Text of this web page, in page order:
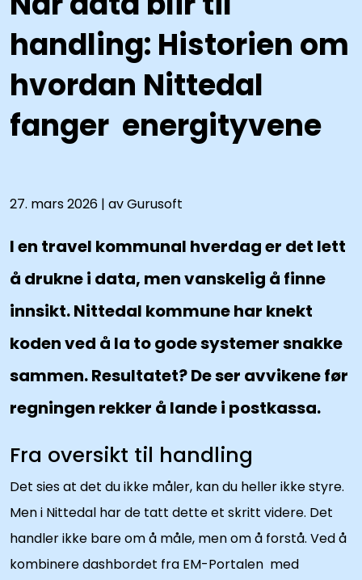
handling: Historien om
hvordan Nittedal
fanger energityvene
27. mars 2026 | av Gurusoft
I en travel kommunal hverdag er det lett
å drukne i data, men vanskelig å finne
innsikt. Nittedal kommune har knekt
koden ved å la to gode systemer snakke
sammen. Resultatet? De ser avvikene før
regningen rekker å lande i postkassa.
Fra oversikt til handling
Det sies at det du ikke måler, kan du heller ikke styre.
Men i Nittedal har de tatt dette et skritt videre. Det
handler ikke bare om å måle, men om å forstå. Ved å
kombinere dashbordet fra EM-Portalen  med
Book demo